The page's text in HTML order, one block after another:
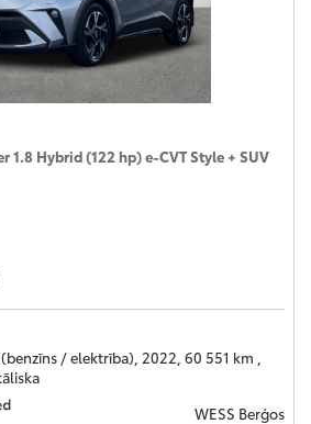
1.8 Hybrid (122 hp) e-CVT Style + SUV
/ elektrība), 2022, 60 551 km ,
WESS Berģos